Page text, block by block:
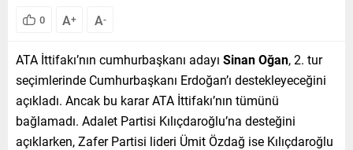
0 A+ A-
ATA İttifakı’nın cumhurbaşkanı adayı Sinan Oğan, 2. tur
seçimlerinde Cumhurbaşkanı Erdoğan’ı destekleyeceğini
açıkladı. Ancak bu karar ATA İttifakı’nın tümünü
bağlamadı. Adalet Partisi Kılıçdaroğlu’na desteğini
açıklarken, Zafer Partisi lideri Ümit Özdağ ise Kılıçdaroğlu